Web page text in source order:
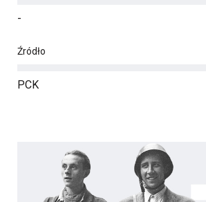
-
Źródło
PCK